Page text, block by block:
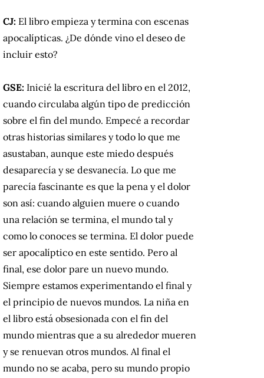
CJ: El libro empieza y termina con escenas
apocalípticas. ¿De dónde vino el deseo de
incluir esto?
GSE: Inicié la escritura del libro en el 2012,
cuando circulaba algún tipo de predicción
sobre el fin del mundo. Empecé a recordar
otras historias similares y todo lo que me
asustaban, aunque este miedo después
desaparecía y se desvanecía. Lo que me
parecía fascinante es que la pena y el dolor
son así: cuando alguien muere o cuando
una relación se termina, el mundo tal y
como lo conoces se termina. El dolor puede
ser apocalíptico en este sentido. Pero al
final, ese dolor pare un nuevo mundo.
Siempre estamos experimentando el final y
el principio de nuevos mundos. La niña en
el libro está obsesionada con el fin del
mundo mientras que a su alrededor mueren
y se renuevan otros mundos. Al final el
mundo no se acaba, pero su mundo propio